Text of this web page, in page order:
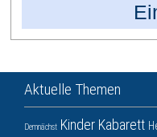
Aktuelle Themen
Demnächst Kinder Kabarett